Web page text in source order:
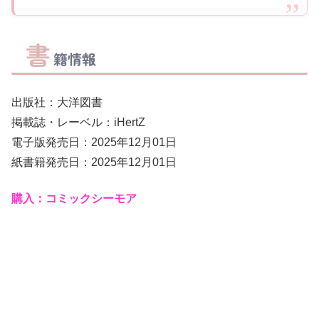
書籍情報
出版社：大洋図書
掲載誌・レーベル：iHertZ
電子版発売日：2025年12月01日
紙書籍発売日：2025年12月01日
購入：コミックシーモア